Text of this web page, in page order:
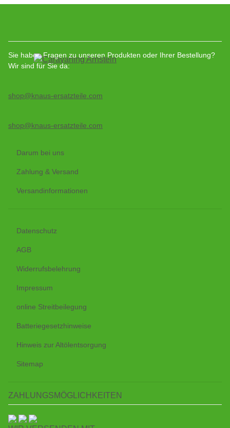
Sie haben Fragen zu unseren Produkten oder Ihrer Bestellung?
Wir sind für Sie da:
shop@knaus-ersatzteile.com
shop@knaus-ersatzteile.com
Darum bei uns
Zahlung & Versand
Versandinformationen
Datenschutz
AGB
Widerrufsbelehrung
Impressum
online Streitbeilegung
Batteriegesetzhinweise
Hinweis zur Altölentsorgung
Sitemap
ZAHLUNGSMÖGLICHKEITEN